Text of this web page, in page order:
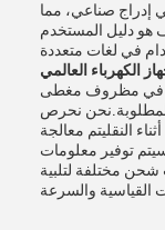
إدراج صناعي، مما
هو دليل المستخدم
في مظروف مغطى
نحرص
النقليتم معالجة
2 أيام عمل، وسيتم توفير معلومات
شحن مختلفة لتلبية